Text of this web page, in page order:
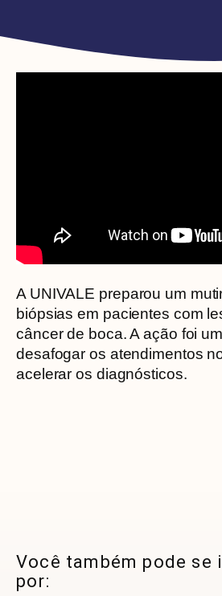
A UNIVALE preparou um
biópsias em pacientes com
câncer de boca. A ação foi
desafogar os atendimentos
acelerar os diagnósticos.
Você também pode se
por: